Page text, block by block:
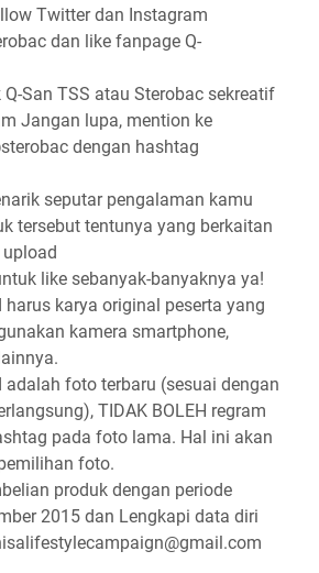
Twitter dan Instagram
dan like fanpage Q-
San TSS atau Sterobac sekreatif
Jangan lupa, mention ke
dengan hashtag
seputar pengalaman kamu
tersebut tentunya yang berkaitan
like sebanyak-banyaknya ya!
karya original peserta yang
kamera smartphone,
foto terbaru (sesuai dengan
TIDAK BOLEH regram
pada foto lama. Hal ini akan
foto.
produk dengan periode
2015 dan Lengkapi data diri
l.com